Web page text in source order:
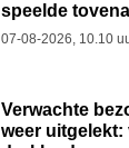
speelde
07-08-2026, 10.10
Verwachte
weer uitgelekt: